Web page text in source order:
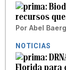
recursos
Por Abel
NOTICIAS
Florida para